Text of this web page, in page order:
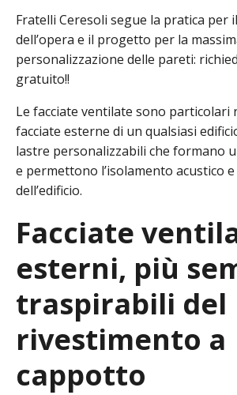
Fratelli Ceresoli segue la pratica per
dell’opera e il progetto per la
personalizzazione delle pareti:
gratuito!!
Le facciate ventilate sono particolari
facciate esterne di un qualsiasi
lastre personalizzabili che formano
e permettono l’isolamento acustico
dell’edificio.
Facciate
esterni, più
traspirabili del
rivestimento a
cappotto